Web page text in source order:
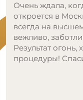
Очень ждала,
откроется в
всегда на
вежливо,
Результат
процедуры!